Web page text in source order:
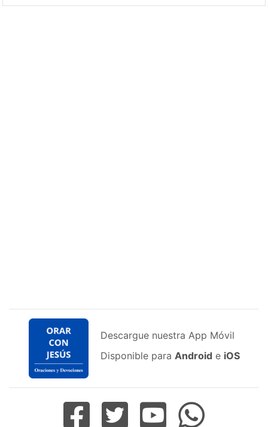
Descargue nuestra App Móvil
Disponible para Android e iOS